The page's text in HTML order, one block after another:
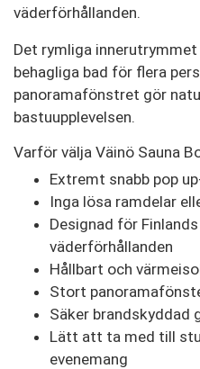
väderförhållanden.
Det rymliga
behagliga bad för flera
panoramafönstret gör
bastuupplevelsen.
Varför välja Väinö Sauna
Extremt snabb pop
Inga lösa ramdelar
Designad för
väderförhållanden
Hållbart och
Stort
Säker
Lätt att ta med till
evenemang